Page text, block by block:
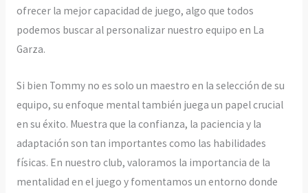
ofrecer la mejor capacidad de juego, algo que todos
podemos buscar al personalizar nuestro equipo en La
Garza.
Si bien Tommy no es solo un maestro en la selección de su
equipo, su enfoque mental también juega un papel crucial
en su éxito. Muestra que la confianza, la paciencia y la
adaptación son tan importantes como las habilidades
físicas. En nuestro club, valoramos la importancia de la
mentalidad en el juego y fomentamos un entorno donde